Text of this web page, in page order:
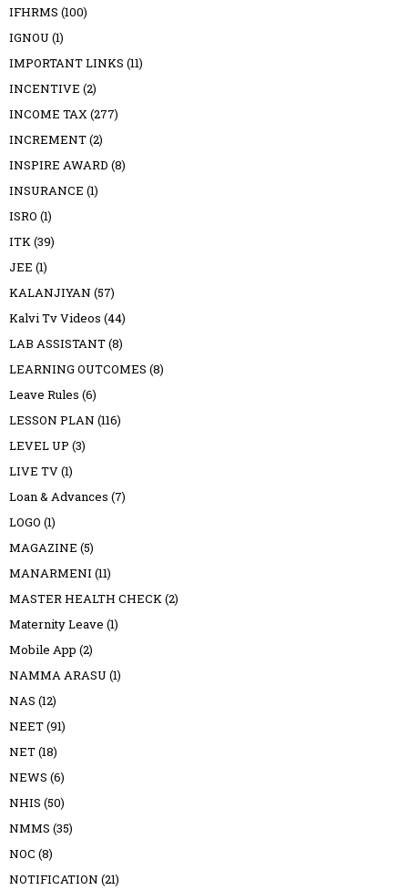
IFHRMS (100)
IGNOU (1)
IMPORTANT LINKS (11)
INCENTIVE (2)
INCOME TAX(277)
INCREMENT(2)
INSPIRE AWARD (8)
INSURANCE (1)
ISRO (1)
ITK(39)
JEE (1)
KALANJIYAN (57)
Kalvi Tv Videos (44)
LAB ASSISTANT(8)
LEARNING OUTCOMES (8)
Leave Rules (6)
LESSON PLAN (116)
LEVEL UP (3)
LIVE TV(1)
Loan & Advances (7)
LOGO (1)
MAGAZINE (5)
MANARMENI (11)
MASTER HEALTH CHECK(2)
Maternity Leave (1)
Mobile App (2)
NAMMA ARASU (1)
NAS (12)
NEET(91)
NET(18)
NEWS (6)
NHIS (50)
NMMS (35)
NOC (8)
NOTIFICATION (21)